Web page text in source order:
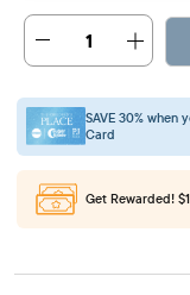
1
SAVE 30% when
Card
Get Rewarded!